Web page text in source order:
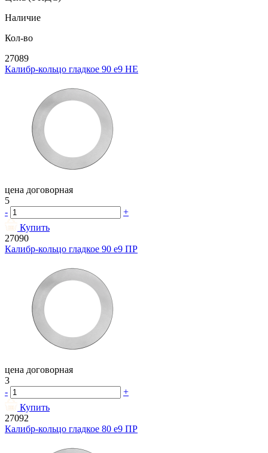
Наличие
Кол-во
27089
Калибр-кольцо гладкое 90 e9 НЕ
цена договорная
5
-
+
Купить
27090
Калибр-кольцо гладкое 90 e9 ПР
цена договорная
3
-
+
Купить
27092
Калибр-кольцо гладкое 80 e9 ПР